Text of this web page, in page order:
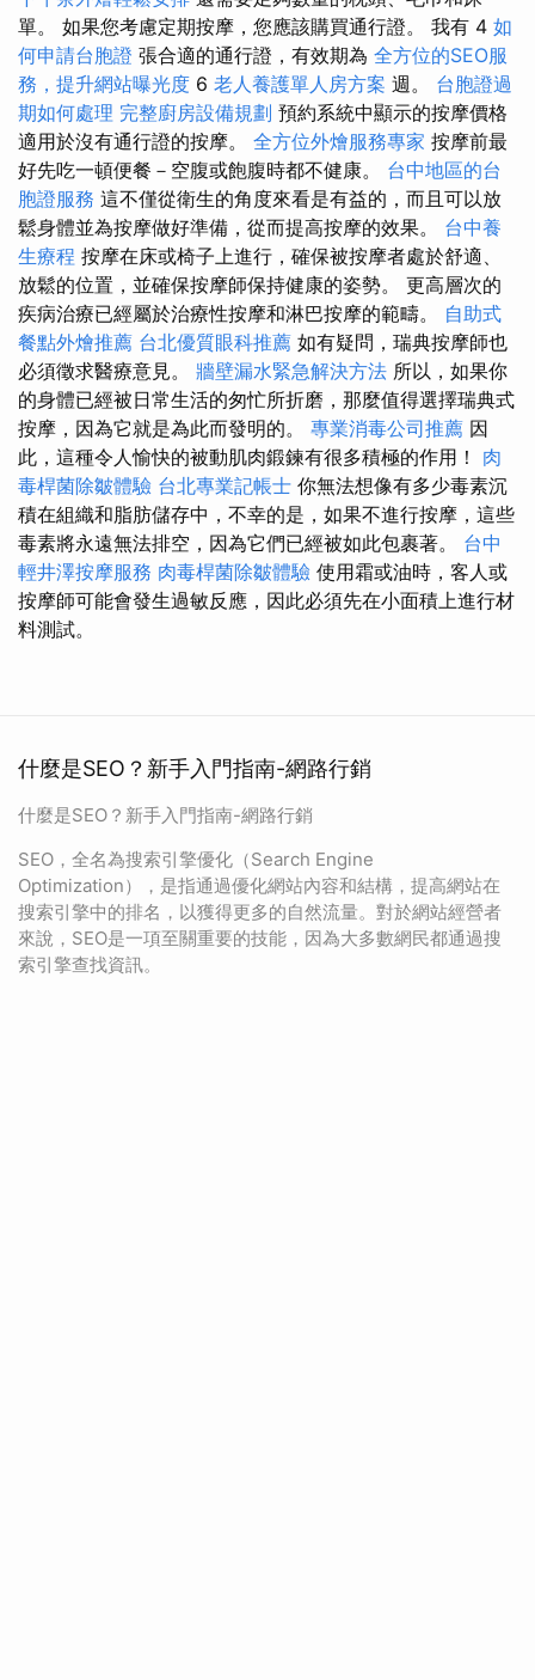
單。 如果您考慮定期按摩，您應該購買通行證。 我有 4 如
何申請台胞證 張合適的通行證，有效期為 全方位的SEO服
務，提升網站曝光度 6 老人養護單人房方案 週。 台胞證過
期如何處理 完整廚房設備規劃 預約系統中顯示的按摩價格
適用於沒有通行證的按摩。 全方位外燴服務專家 按摩前最
好先吃一頓便餐－空腹或飽腹時都不健康。 台中地區的台
胞證服務 這不僅從衛生的角度來看是有益的，而且可以放
鬆身體並為按摩做好準備，從而提高按摩的效果。 台中養
生療程 按摩在床或椅子上進行，確保被按摩者處於舒適、
放鬆的位置，並確保按摩師保持健康的姿勢。 更高層次的
疾病治療已經屬於治療性按摩和淋巴按摩的範疇。 自助式
餐點外燴推薦 台北優質眼科推薦 如有疑問，瑞典按摩師也
必須徵求醫療意見。 牆壁漏水緊急解決方法 所以，如果你
的身體已經被日常生活的匆忙所折磨，那麼值得選擇瑞典式
按摩，因為它就是為此而發明的。 專業消毒公司推薦 因
此，這種令人愉快的被動肌肉鍛鍊有很多積極的作用！ 肉
毒桿菌除皺體驗 台北專業記帳士 你無法想像有多少毒素沉
積在組織和脂肪儲存中，不幸的是，如果不進行按摩，這些
毒素將永遠無法排空，因為它們已經被如此包裹著。 台中
輕井澤按摩服務 肉毒桿菌除皺體驗 使用霜或油時，客人或
按摩師可能會發生過敏反應，因此必須先在小面積上進行材
料測試。
什麼是SEO？新手入門指南-網路行銷
什麼是SEO？新手入門指南-網路行銷
SEO，全名為搜索引擎優化（Search Engine
Optimization），是指通過優化網站內容和結構，提高網站在
搜索引擎中的排名，以獲得更多的自然流量。對於網站經營者
來說，SEO是一項至關重要的技能，因為大多數網民都通過搜
索引擎查找資訊。